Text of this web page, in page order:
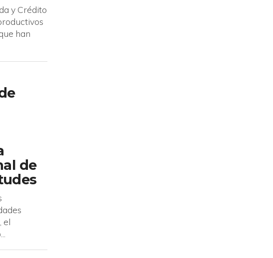
y Crédito
han
de
el